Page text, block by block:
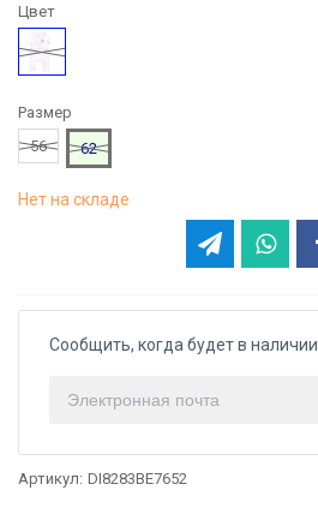
Цвет
Белый
Размер
56
62
Нет на складе
Сообщить, когда будет в наличии
Артикул: DI8283BE7652